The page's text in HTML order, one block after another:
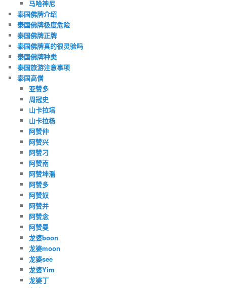
马哈神尼
泰国佛牌介绍
泰国佛牌极度危险
泰国佛牌正牌
泰国佛牌真的很灵验吗
泰国佛牌种类
泰国旅游注意事项
泰国高僧
亚赞多
周冠史
山卡拉培
山卡拉杨
阿赞仲
阿赞兴
阿赞刁
阿赞南
阿赞坤潘
阿赞多
阿赞奴
阿赞并
阿赞念
阿赞曼
龙婆boon
龙婆moon
龙婆see
龙婆Yim
龙婆丁